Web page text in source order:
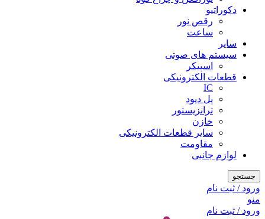
دکوراتیو
رقص نور
ساعت
سایر
سیستم های صوتی
اسپیکر
قطعات الکترونیکی
IC
پل دیود
ترانزیستور
خازن
سایر قطعات الکترونیکی
مقاومت
لوازم جانبی
جستجو
ورود / ثبت نام
منو
ورود / ثبت نام